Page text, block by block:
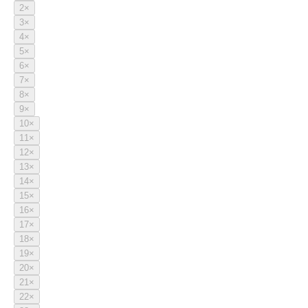
2×
3×
4×
5×
6×
7×
8×
9×
10×
11×
12×
13×
14×
15×
16×
17×
18×
19×
20×
21×
22×